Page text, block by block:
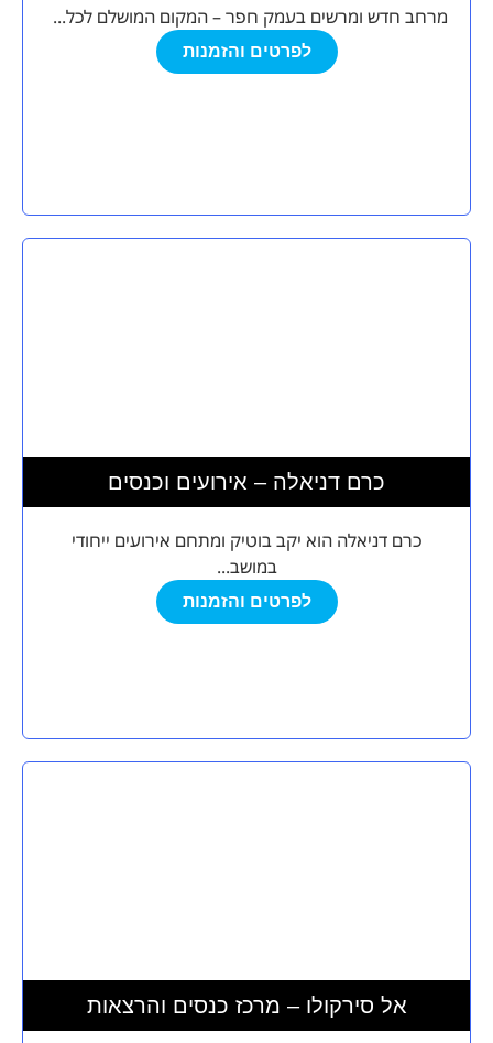
מרחב חדש ומרשים בעמק חפר – המקום המושלם לכל...
לפרטים והזמנות
כרם דניאלה – אירועים וכנסים
כרם דניאלה הוא יקב בוטיק ומתחם אירועים ייחודי
במושב...
לפרטים והזמנות
אל סירקולו – מרכז כנסים והרצאות